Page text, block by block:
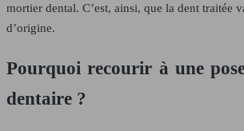
mortier dental. C’est, ainsi, que la dent traitée
d’origine.
Pourquoi recourir à une
dentaire ?